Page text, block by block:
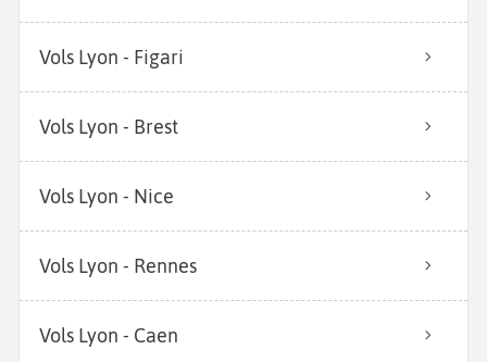
Vols Lyon - Figari
Vols Lyon - Brest
Vols Lyon - Nice
Vols Lyon - Rennes
Vols Lyon - Caen